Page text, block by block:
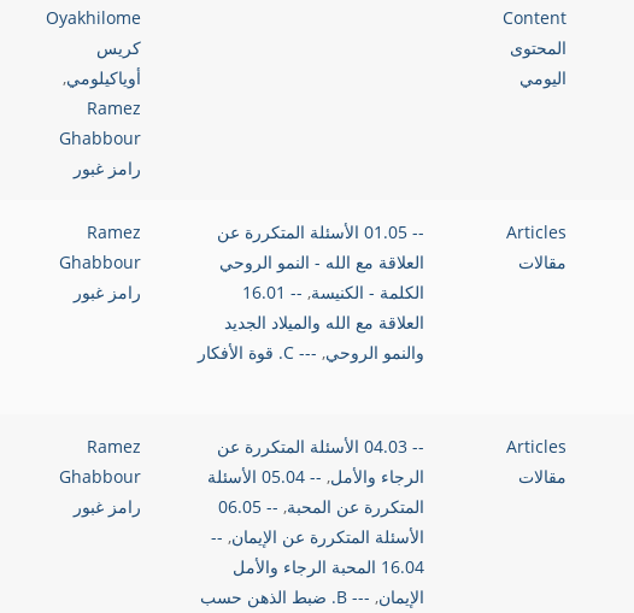
Content
المحتوى
اليومي
Oyakhilome
كريس
أوياكيلومي,
Ramez
Ghabbour
رامز غبور
Articles
مقالات
-- 01.05 الأسئلة المتكررة عن
العلاقة مع الله - النمو الروحي
الكلمة - الكنيسة,
-- 16.01
العلاقة مع الله والميلاد الجديد
والنمو الروحي, --- C. قوة الأفكار
Ramez
Ghabbour
رامز غبور
Articles
مقالات
-- 04.03 الأسئلة المتكررة عن
الرجاء والأمل,
-- 05.04 الأسئلة
المتكررة عن المحبة,
-- 06.05
الأسئلة المتكررة عن الإيمان,
--
16.04 المحبة الرجاء والأمل
الإيمان,
--- B. ضبط الذهن حسب
Ramez
Ghabbour
رامز غبور